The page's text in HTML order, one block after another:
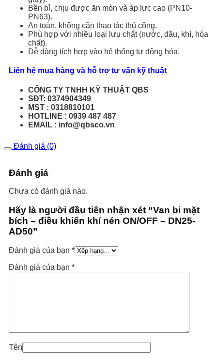
Bền bỉ, chịu được ăn mòn và áp lực cao (PN10-
PN63).
An toàn, không cần thao tác thủ công.
Phù hợp với nhiều loại lưu chất (nước, dầu, khí, hóa
chất).
Dễ dàng tích hợp vào hệ thống tự động hóa.
Liên hệ mua hàng và hỗ trợ tư vấn kỹ thuật
CÔNG TY TNHH KỸ THUẬT QBS
SĐT: 0374904349
MST : 0318810101
HOTLINE : 0939 487 487
EMAIL : info@qbsco.vn
Đánh giá (0)
Đánh giá
Chưa có đánh giá nào.
Hãy là người đầu tiên nhận xét “Van bi mặt
bích – điều khiển khí nén ON/OFF – DN25-
AD50”
Đánh giá của bạn *
Đánh giá của bạn *
Tên